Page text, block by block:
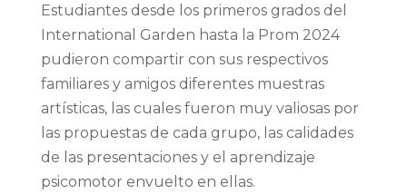
Estudiantes desde los primeros grados del
International Garden hasta la Prom 2024
pudieron compartir con sus respectivos
familiares y amigos diferentes muestras
artísticas, las cuales fueron muy valiosas por
las propuestas de cada grupo, las calidades
de las presentaciones y el aprendizaje
psicomotor envuelto en ellas.